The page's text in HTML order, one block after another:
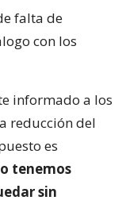
falta de
con los
informado a los
reducción del
es
tenemos
sin